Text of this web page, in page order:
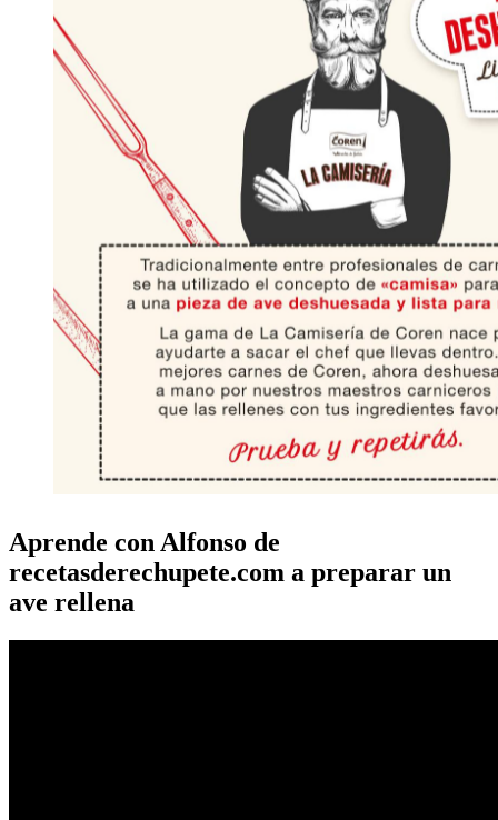
Aprende con Alfonso de
recetasderechupete.com a preparar un
ave rellena